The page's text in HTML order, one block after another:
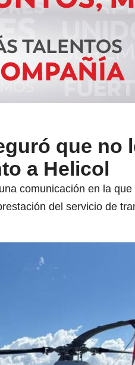
que no
a Helicol
comunicación en la
del servicio de